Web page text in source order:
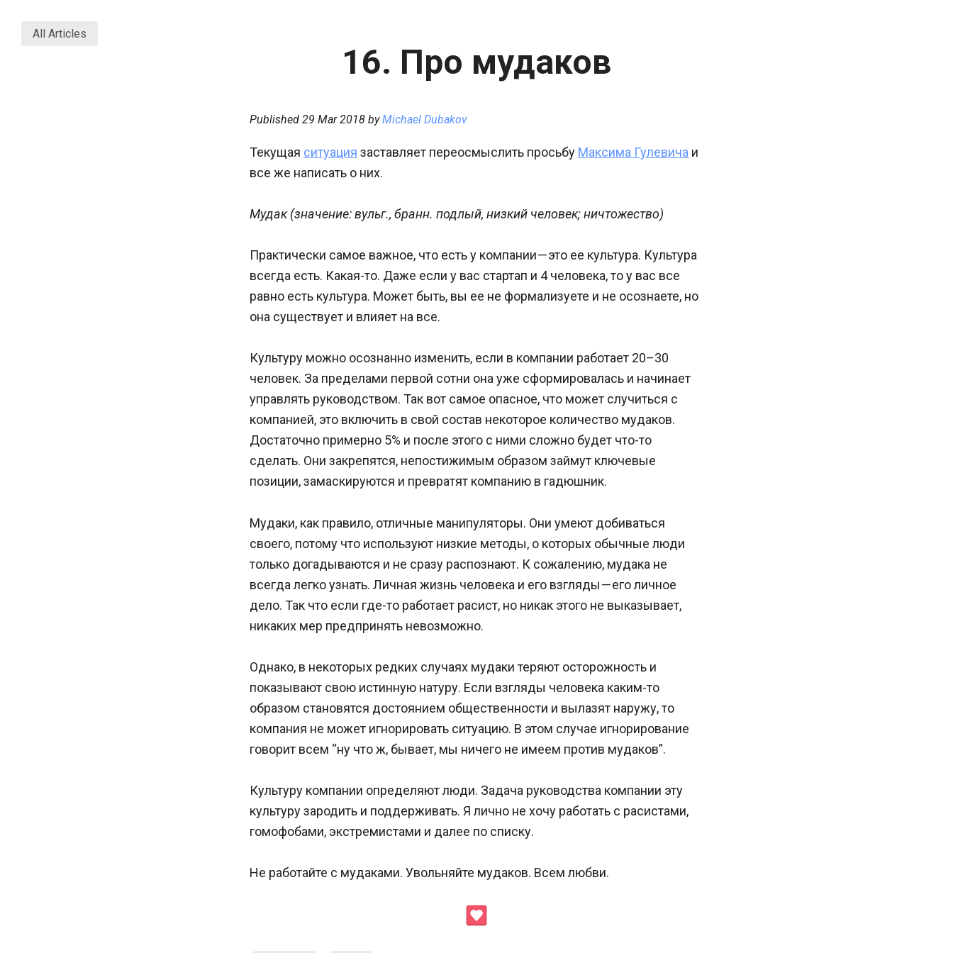
All Articles
16. Про мудаков
Published 29 Mar 2018 byMichael Dubakov
Текущая ситуация заставляет переосмыслить просьбу Максима Гулевича и
все же написать о них.
Мудак (значение: вульг., бранн. подлый, низкий человек; ничтожество)
Практически самое важное, что есть у компании — это ее культура. Культура
всегда есть. Какая-то. Даже если у вас стартап и 4 человека, то у вас все
равно есть культура. Может быть, вы ее не формализуете и не осознаете, но
она существует и влияет на все.
Культуру можно осознанно изменить, если в компании работает 20–30
человек. За пределами первой сотни она уже сформировалась и начинает
управлять руководством. Так вот самое опасное, что может случиться с
компанией, это включить в свой состав некоторое количество мудаков.
Достаточно примерно 5% и после этого с ними сложно будет что-то
сделать. Они закрепятся, непостижимым образом займут ключевые
позиции, замаскируются и превратят компанию в гадюшник.
Мудаки, как правило, отличные манипуляторы. Они умеют добиваться
своего, потому что используют низкие методы, о которых обычные люди
только догадываются и не сразу распознают. К сожалению, мудака не
всегда легко узнать. Личная жизнь человека и его взгляды — его личное
дело. Так что если где-то работает расист, но никак этого не выказывает,
никаких мер предпринять невозможно.
Однако, в некоторых редких случаях мудаки теряют осторожность и
показывают свою истинную натуру. Если взгляды человека каким-то
образом становятся достоянием общественности и вылазят наружу, то
компания не может игнорировать ситуацию. В этом случае игнорирование
говорит всем “ну что ж, бывает, мы ничего не имеем против мудаков”.
Культуру компании определяют люди. Задача руководства компании эту
культуру зародить и поддерживать. Я лично не хочу работать с расистами,
гомофобами, экстремистами и далее по списку.
Не работайте с мудаками. Увольняйте мудаков. Всем любви.